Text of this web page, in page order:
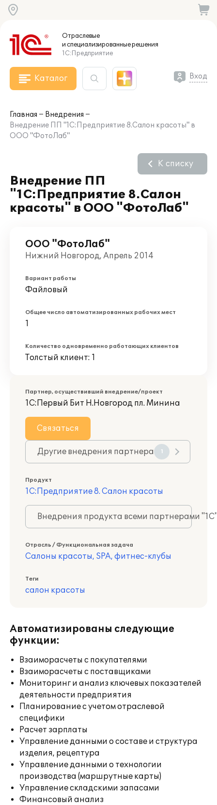
Отраслевые
и специализированныерешения
1С:Предприятие
Каталог Вход
Главная
Внедрения
Внедрение ПП "1С:Предприятие 8.Салон красоты" в
ООО "ФотоЛаб"
Внедрение ПП
"1С:Предприятие 8.Салон
красоты" в ООО "ФотоЛаб"
К списку
ООО "ФотоЛаб"
Нижний Новгород, Апрель 2014
Вариант работы
Файловый
Общее число автоматизированных рабочих мест
1
Количество одновременно работающих клиентов
Толстый клиент: 1
Партнер, осуществивший внедрение/проект
1С:Первый Бит Н.Новгород пл. Минина
Связаться
Другие внедрения партнера 1
Продукт
1С:Предприятие 8. Салон красоты
Внедрения продукта всеми партнерами
Отрасль / Функциональная задача
Салоны красоты, SPA, фитнес-клубы
Теги
салон красоты
Автоматизированы следующие
функции:
Взаиморасчеты с покупателями
Взаиморасчеты с поставщиками
Мониторинг и анализ ключевых показателей
деятельности предприятия
Планирование с учетом отраслевой
специфики
Расчет зарплаты
Управление данными о составе и структура
изделия, рецептура
Управление данными о технологии
производства (маршрутные карты)
Управление складскими запасами
Финансовый анализ